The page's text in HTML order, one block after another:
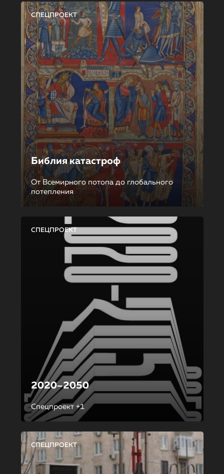
СПЕЦПРОЕКТ
Библия катастроф
От Всемирного потопа до глобального
потепления
СПЕЦПРОЕКТ
2020–2050
Спецпроект +1
СПЕЦПРОЕКТ